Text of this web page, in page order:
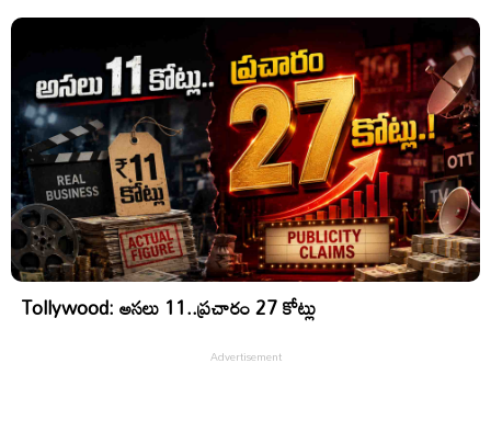
Tollywood: అసలు 11..ప్రచారం 27 కోట్లు